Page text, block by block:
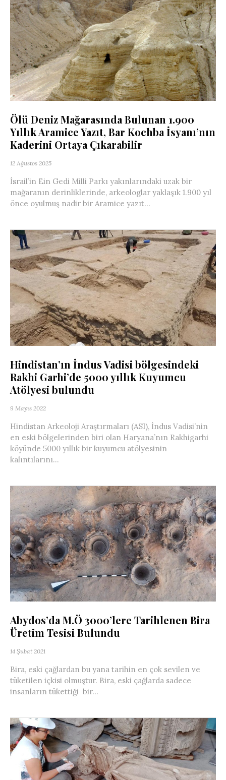
Ölü Deniz Mağarasında Bulunan 1.900
Yıllık Aramice Yazıt, Bar Kochba İsyanı’nın
Kaderini Ortaya Çıkarabilir
12 Ağustos 2025
İsrail’in Ein Gedi Milli Parkı yakınlarındaki uzak bir
mağaranın derinliklerinde, arkeologlar yaklaşık 1.900 yıl
önce oyulmuş nadir bir Aramice yazıt...
Hindistan’ın İndus Vadisi bölgesindeki
Rakhi Garhi’de 5000 yıllık Kuyumcu
Atölyesi bulundu
9 Mayıs 2022
Hindistan Arkeoloji Araştırmaları (ASI), İndus Vadisi’nin
en eski bölgelerinden biri olan Haryana’nın Rakhigarhi
köyünde 5000 yıllık bir kuyumcu atölyesinin
kalıntılarını...
Abydos’da M.Ö 3000’lere Tarihlenen Bira
Üretim Tesisi Bulundu
14 Şubat 2021
Bira, eski çağlardan bu yana tarihin en çok sevilen ve
tüketilen içkisi olmuştur. Bira, eski çağlarda sadece
insanların tükettiği bir...